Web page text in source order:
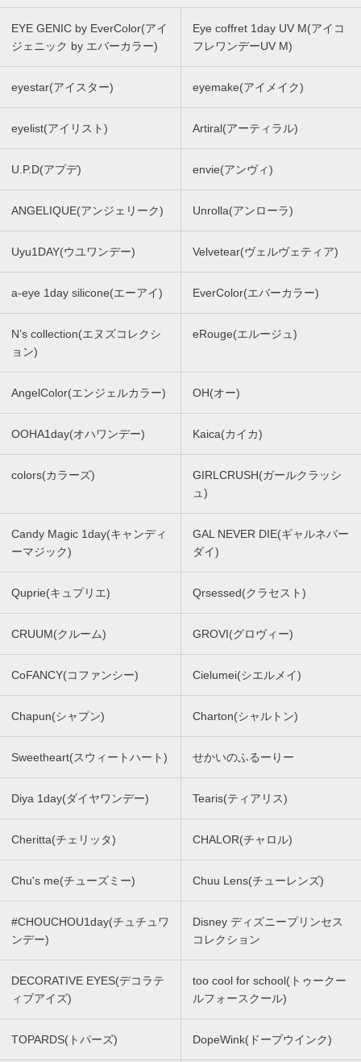
EYE GENIC by EverColor(アイ
ジェニック by エバーカラー)
Eye coffret 1day UV M(アイコ
フレワンデーUV M)
eyestar(アイスター) eyemake(アイメイク)
eyelist(アイリスト) Artiral(アーティラル)
U.P.D(アプデ) envie(アンヴィ)
ANGELIQUE(アンジェリーク) Unrolla(アンローラ)
Uyu1DAY(ウユワンデー) Velvetear(ヴェルヴェティア)
a-eye 1day silicone(エーアイ) EverColor(エバーカラー)
N’s collection(エヌズコレクシ
ョン)
eRouge(エルージュ)
AngelColor(エンジェルカラー) OH(オー)
OOHA1day(オハワンデー) Kaica(カイカ)
colors(カラーズ)
GIRLCRUSH(ガールクラッシ
ュ)
Candy Magic 1day(キャンディ
ーマジック)
GAL NEVER DIE(ギャルネバー
ダイ)
Quprie(キュプリエ) Qrsessed(クラセスト)
CRUUM(クルーム) GROVI(グロヴィー)
CoFANCY(コファンシー) Cielumei(シエルメイ)
Chapun(シャプン) Charton(シャルトン)
Sweetheart(スウィートハート) せかいのふるーりー
Diya 1day(ダイヤワンデー) Tearis(ティアリス)
Cheritta(チェリッタ) CHALOR(チャロル)
Chu's me(チューズミー) Chuu Lens(チューレンズ)
#CHOUCHOU1day(チュチュワ
ンデー)
Disney ディズニープリンセス
コレクション
DECORATIVE EYES(デコラテ
ィブアイズ)
too cool for school(トゥークー
ルフォースクール)
TOPARDS(トパーズ) DopeWink(ドープウインク)